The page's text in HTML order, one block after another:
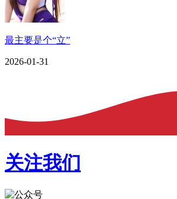
最主要是个“立”
2026-01-31
关注我们